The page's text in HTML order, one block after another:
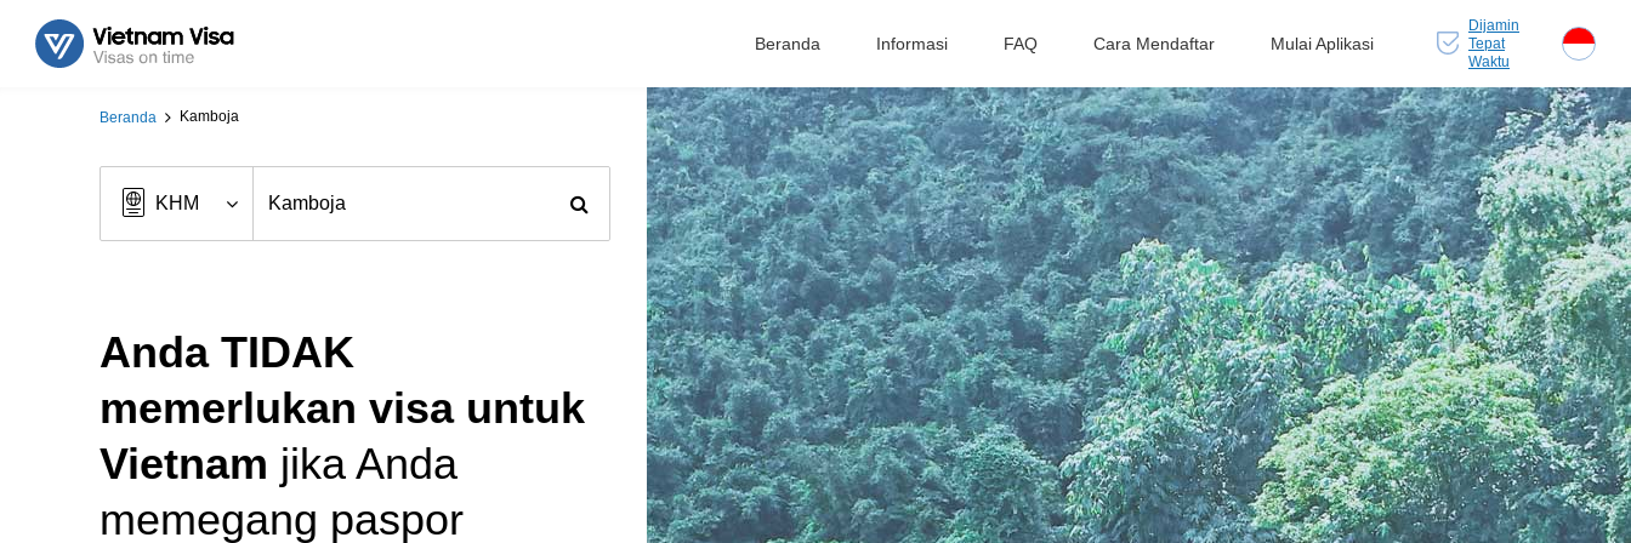
Beranda Informasi FAQ Cara Mendaftar Mulai Aplikasi
Dijamin
Tepat
Waktu
Beranda Kamboja
Anda TIDAK
memerlukan visa untuk
Vietnam jika Anda
memegang paspor